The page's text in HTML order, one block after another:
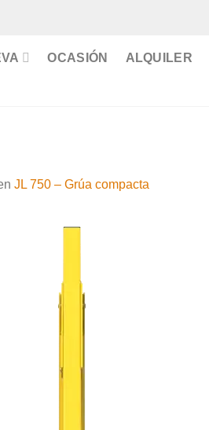
OCASIÓN ALQUILER
JL 750 – Grúa compacta